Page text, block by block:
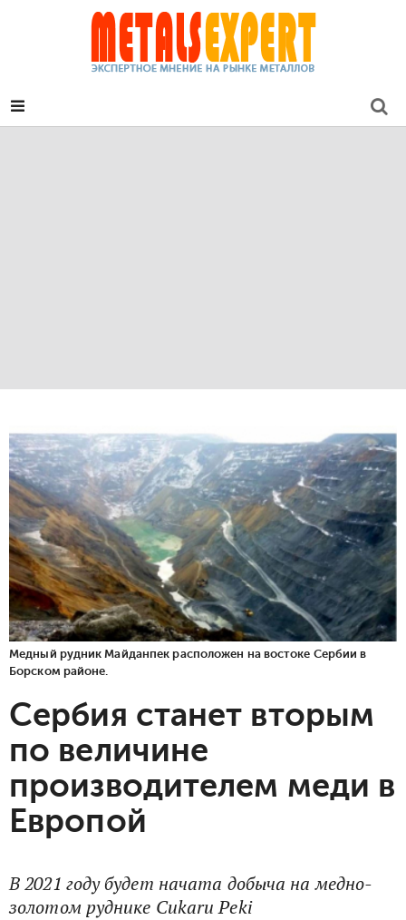
Медный рудник Майданпек расположен на востоке Сербии в
Борском районе.
Сербия станет вторым
по величине
производителем меди в
Европой
В 2021 году будет начата добыча на медно-
золотом руднике Cukaru Peki